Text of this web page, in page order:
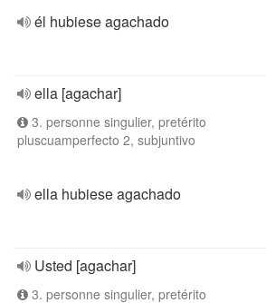
él hubiese agachado
ella [agachar]
3. personne singulier, pretérito
pluscuamperfecto 2, subjuntivo
ella hubiese agachado
Usted [agachar]
3. personne singulier, pretérito